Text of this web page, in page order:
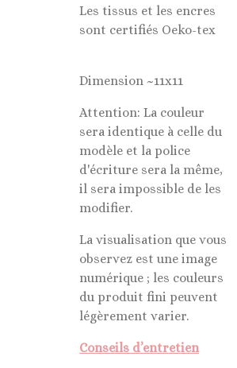
Les tissus et les encres
sont certifiés Oeko-tex
Dimension ~11x11
Attention: La couleur
sera identique à celle du
modèle et la police
d'écriture sera la même,
il sera impossible de les
modifier.
La visualisation que vous
observez est une image
numérique ; les couleurs
du produit fini peuvent
légèrement varier.
Conseils d’entretien